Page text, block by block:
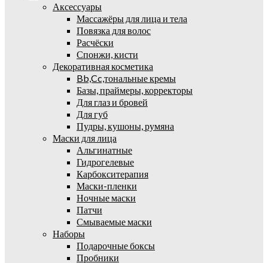
Аксессуары
Массажёры для лица и тела
Повязка для волос
Расчёски
Спонжи, кисти
Декоративная косметика
Bb,Cc,тональные кремы
Базы, праймеры, корректоры
Для глаз и бровей
Для губ
Пудры, кушоны, румяна
Маски для лица
Альгинатные
Гидрогелевые
Карбокситерапия
Маски-пленки
Ночные маски
Патчи
Смываемые маски
Наборы
Подарочные боксы
Пробники